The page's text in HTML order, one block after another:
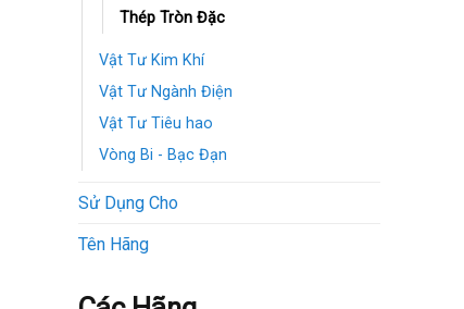
Thép Tròn Đặc
Vật Tư Kim Khí
Vật Tư Ngành Điện
Vật Tư Tiêu hao
Vòng Bi - Bạc Đạn
Sử Dụng Cho
Tên Hãng